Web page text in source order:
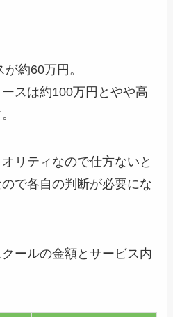
約60万円。
スは約100万円とやや高
リティなので仕方ないと
で各自の判断が必要にな
ールの金額とサービス内